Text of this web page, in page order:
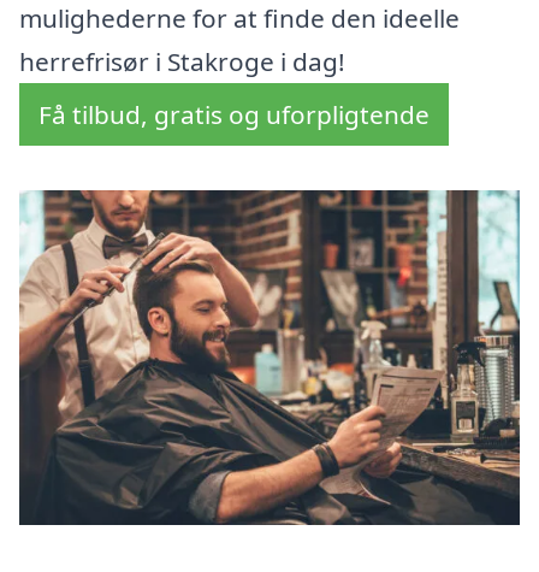
mulighederne for at finde den ideelle
herrefrisør i Stakroge i dag!
Få tilbud, gratis og uforpligtende